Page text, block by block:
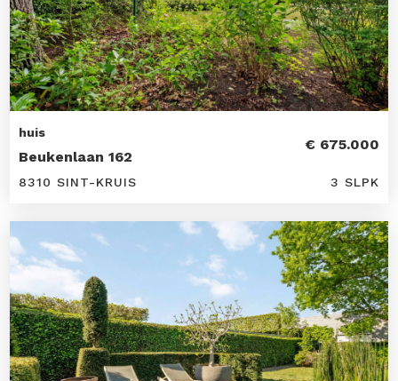
huis
Beukenlaan 162
€ 675.000
8310 SINT-KRUIS 3 SLPK